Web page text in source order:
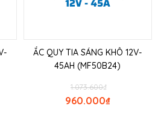
ẮC QUY TIA SÁNG KHÔ 12V-
45AH (MF50B24)
₫
1.073.600
₫
960.000